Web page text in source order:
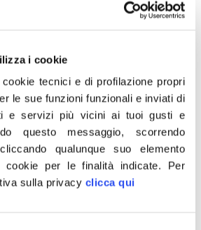
i cookie
tecnici e di profilazione propri
le sue funzioni funzionali e inviati di
e servizi più vicini ai tuoi gusti e
questo messaggio, scorrendo
qualunque suo elemento
cookie per le finalità indicate. Per
sulla privacy clicca qui
credere, quindi, che il M5S
l’ha definito anche il Professore
dopo essere stato
Pd e […]
Varchi:
statale
decreto Rilancio, partiti lo